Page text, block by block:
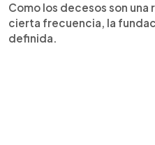
Como los decesos son
cierta frecuencia, la
definida.